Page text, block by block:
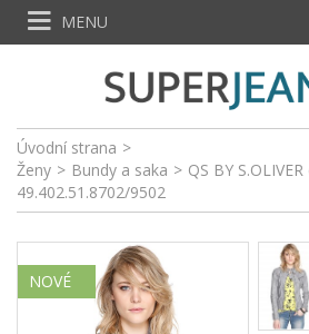
Úvodní strana >
Ženy > Bundy a saka > QS BY
49.402.51.8702/9502
NOVÉ
MENU